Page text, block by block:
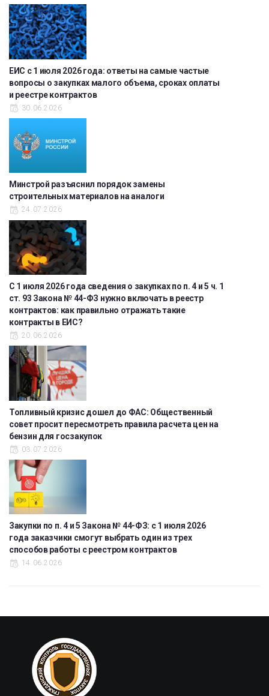
ЕИС с 1 июля 2026 года: ответы на самые частые
вопросы о закупках малого объема, сроках оплаты
и реестре контрактов
30.06.2026
Минстрой разъяснил порядок замены
строительных материалов на аналоги
24.07.2026
С 1 июля 2026 года сведения о закупках по п. 4 и 5 ч. 1
ст. 93 Закона № 44-ФЗ нужно включать в реестр
контрактов: как правильно отражать такие
контракты в ЕИС?
20.06.2026
Топливный кризис дошел до ФАС: Общественный
совет просит пересмотреть правила расчета цен на
бензин для госзакупок
03.07.2026
Закупки по п. 4 и 5 Закона № 44-ФЗ: с 1 июля 2026
года заказчики смогут выбрать один из трех
способов работы с реестром контрактов
14.06.2026